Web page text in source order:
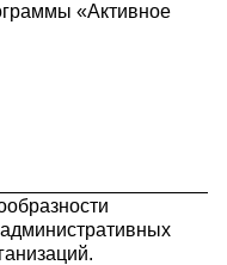
«Активное